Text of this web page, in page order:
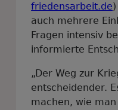
friedensarbeit.de
auch mehrere
Fragen intensiv
informierte
„Der Weg zur
entscheidender.
machen, wie